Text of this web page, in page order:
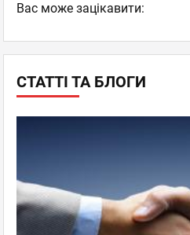
СТАТТІ ТА БЛОГИ
Вас може зацікавити: